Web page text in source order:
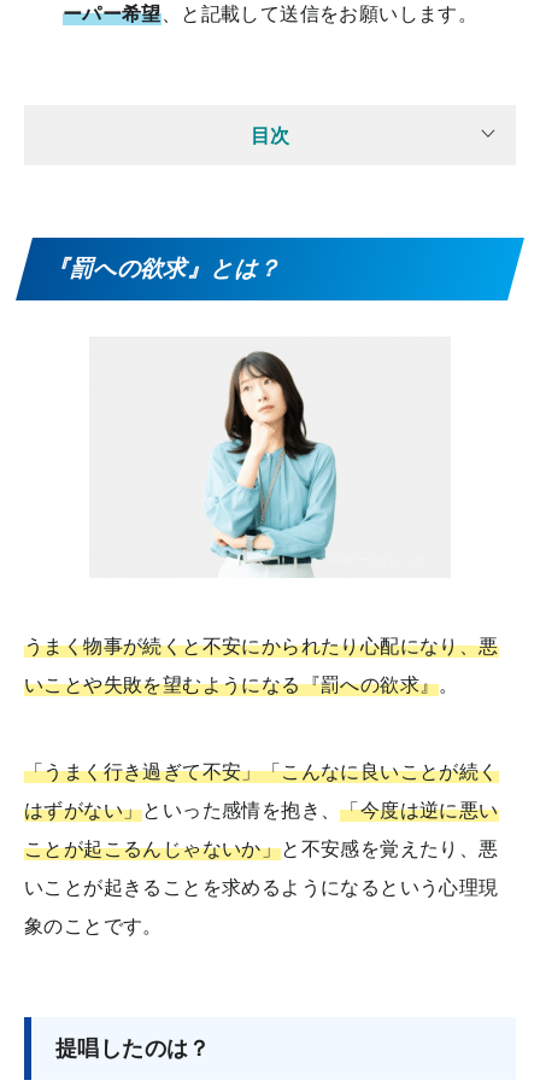
ーパー希望、と記載して送信をお願いします。
目次
『罰への欲求』とは？
うまく物事が続くと不安にかられたり心配になり、悪
いことや失敗を望むようになる『罰への欲求』。
「うまく行き過ぎて不安」「こんなに良いことが続く
はずがない」といった感情を抱き、「今度は逆に悪い
ことが起こるんじゃないか」と不安感を覚えたり、悪
いことが起きることを求めるようになるという心理現
象のことです。
提唱したのは？